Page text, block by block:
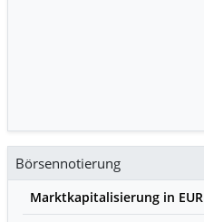
Börsennotierung
Marktkapitalisierung in EUR